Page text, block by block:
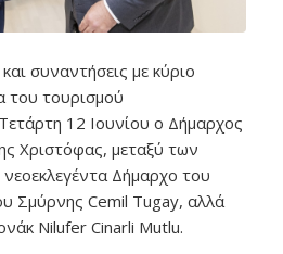
συναντήσεις με κύριο
του τουρισμού
12 Ιουνίου ο Δήμαρχος
Χριστόφας, μεταξύ των
Δήμαρχο του
Σμύρνης Cemil Tugay, αλλά
Nilufer Cinarli Mutlu.